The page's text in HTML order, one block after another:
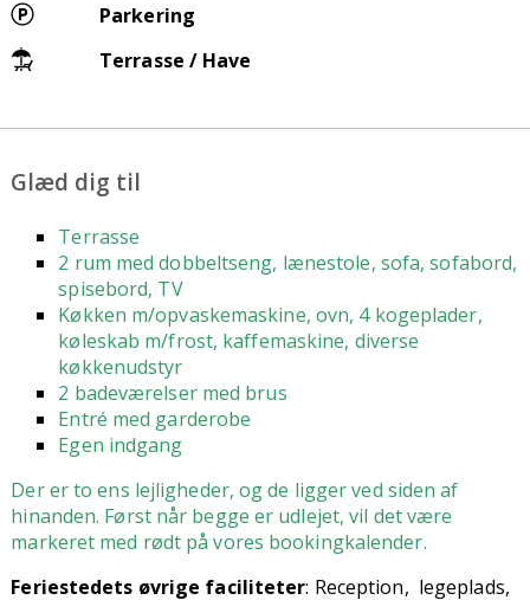
Parkering
Terrasse / Have
Glæd dig til
Terrasse
2 rum med dobbeltseng, lænestole, sofa, sofabord,
spisebord, TV
Køkken m/opvaskemaskine, ovn, 4 kogeplader,
køleskab m/frost, kaffemaskine, diverse
køkkenudstyr
2 badeværelser med brus
Entré med garderobe
Egen indgang
Der er to ens lejligheder, og de ligger ved siden af
hinanden. Først når begge er udlejet, vil det være
markeret med rødt på vores bookingkalender.
Feriestedets øvrige faciliteter: Reception, legeplads,